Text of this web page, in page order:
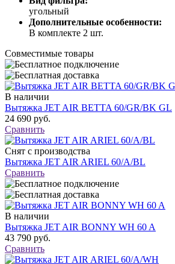
угольный
Дополнительные особенности:
В комплекте 2 шт.
Совместимые товары
В наличии
Вытяжка JET AIR BETTA 60/GR/BK GL
24 690 руб.
Сравнить
Снят с производства
Вытяжка JET AIR ARIEL 60/A/BL
Сравнить
В наличии
Вытяжка JET AIR BONNY WH 60 A
43 790 руб.
Сравнить